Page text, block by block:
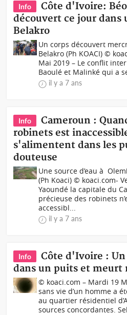
Info
Côte d'Ivoire:
découvert ce jour dans
Belakro
Un corps découvert
Belakro (Ph KOACI) ©
Mai 2019 – Le conflit
Baoulé et Malinké qui a
il y a 7 ans
Info
Cameroun :
robinets est
s'alimentent dans les
douteuse
Une source d’eau à
(Ph Koaci) © koaci.com-
Yaoundé la capitale du
précieuse des robinets
accessibl...
il y a 7 ans
Info
Côte d'Ivoire :
dans un puits et meurt
© koaci.com – Mardi 19
sans vie d’un homme a
au quartier résidentiel
sources concordantes.